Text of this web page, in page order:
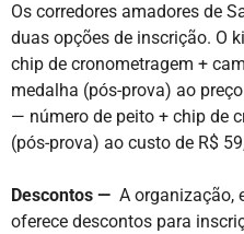
Os corredores amadores de
duas opções de inscrição. O
chip de cronometragem +
medalha (pós-prova) ao
— número de peito + chip de
(pós-prova) ao custo de R$
Descontos — A organização,
oferece descontos para